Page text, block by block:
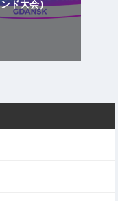
ド大会）